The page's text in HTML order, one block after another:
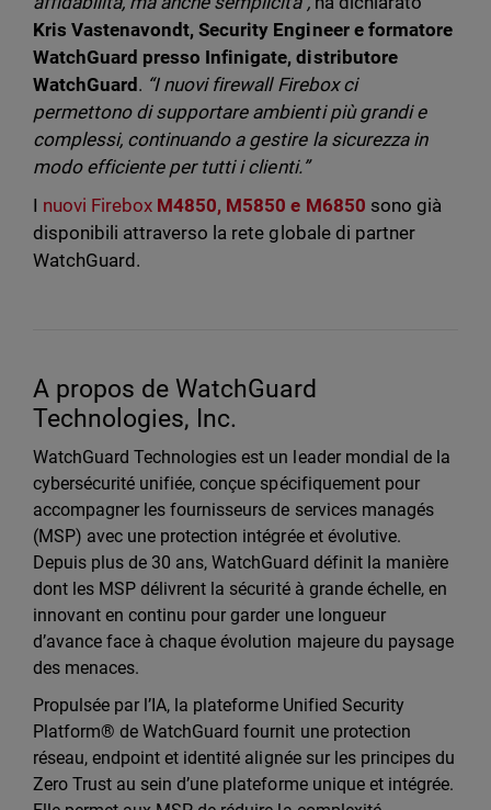
Kris Vastenavondt, Security Engineer e formatore
WatchGuard presso Infinigate, distributore
WatchGuard . “I nuovi firewall Firebox ci
permettono di supportare ambienti più grandi e
complessi, continuando a gestire la sicurezza in
modo efficiente per tutti i clienti.”
I nuovi Firebox M4850, M5850 e M6850 sono già
disponibili attraverso la rete globale di partner
WatchGuard.
A propos de WatchGuard
Technologies, Inc.
WatchGuard Technologies est un leader mondial de la
cybersécurité unifiée, conçue spécifiquement pour
accompagner les fournisseurs de services managés
(MSP) avec une protection intégrée et évolutive.
Depuis plus de 30 ans, WatchGuard définit la manière
dont les MSP délivrent la sécurité à grande échelle, en
innovant en continu pour garder une longueur
d’avance face à chaque évolution majeure du paysage
des menaces.
Propulsée par l’IA, la plateforme Unified Security
Platform® de WatchGuard fournit une protection
réseau, endpoint et identité alignée sur les principes du
Zero Trust au sein d’une plateforme unique et intégrée.